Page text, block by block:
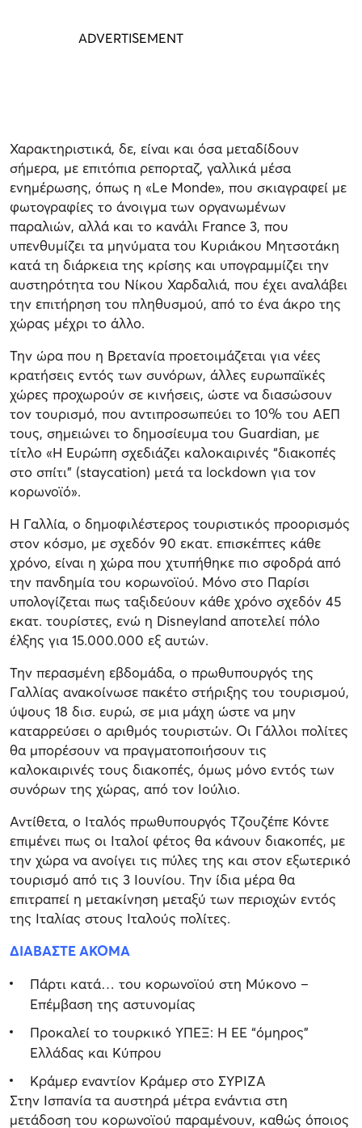
Χαρακτηριστικά, δε, είναι και όσα μεταδίδουν
σήμερα, με επιτόπια ρεπορταζ, γαλλικά μέσα
ενημέρωσης, όπως η «Le Monde», που σκιαγραφεί με
φωτογραφίες το άνοιγμα των οργανωμένων
παραλιών, αλλά και το κανάλι France 3, που
υπενθυμίζει τα μηνύματα του Κυριάκου Μητσοτάκη
κατά τη διάρκεια της κρίσης και υπογραμμίζει την
αυστηρότητα του Νίκου Χαρδαλιά, που έχει αναλάβει
την επιτήρηση του πληθυσμού, από το ένα άκρο της
χώρας μέχρι το άλλο.
Την ώρα που η Βρετανία προετοιμάζεται για νέες
κρατήσεις εντός των συνόρων, άλλες ευρωπαϊκές
χώρες προχωρούν σε κινήσεις, ώστε να διασώσουν
τον τουρισμό, που αντιπροσωπεύει το 10% του ΑΕΠ
τους, σημειώνει το δημοσίευμα του Guardian, με
τίτλο «Η Ευρώπη σχεδιάζει καλοκαιρινές “διακοπές
στο σπίτι” (staycation) μετά τα lockdown για τον
κορωνοϊό».
Η Γαλλία, ο δημοφιλέστερος τουριστικός προορισμός
στον κόσμο, με σχεδόν 90 εκατ. επισκέπτες κάθε
χρόνο, είναι η χώρα που χτυπήθηκε πιο σφοδρά από
την πανδημία του κορωνοϊού. Μόνο στο Παρίσι
υπολογίζεται πως ταξιδεύουν κάθε χρόνο σχεδόν 45
εκατ. τουρίστες, ενώ η Disneyland αποτελεί πόλο
έλξης για 15.000.000 εξ αυτών.
Την περασμένη εβδομάδα, ο πρωθυπουργός της
Γαλλίας ανακοίνωσε πακέτο στήριξης του τουρισμού,
ύψους 18 δισ. ευρώ, σε μια μάχη ώστε να μην
καταρρεύσει ο αριθμός τουριστών. Οι Γάλλοι πολίτες
θα μπορέσουν να πραγματοποιήσουν τις
καλοκαιρινές τους διακοπές, όμως μόνο εντός των
συνόρων της χώρας, από τον Ιούλιο.
Αντίθετα, ο Ιταλός πρωθυπουργός Τζουζέπε Κόντε
επιμένει πως οι Ιταλοί φέτος θα κάνουν διακοπές, με
την χώρα να ανοίγει τις πύλες της και στον εξωτερικό
τουρισμό από τις 3 Ιουνίου. Την ίδια μέρα θα
επιτραπεί η μετακίνηση μεταξύ των περιοχών εντός
της Ιταλίας στους Ιταλούς πολίτες.
ΔΙΑΒΑΣΤΕ ΑΚΟΜΑ
Πάρτι κατά… του κορωνοϊού στη Μύκονο –
Επέμβαση της αστυνομίας
Προκαλεί το τουρκικό ΥΠΕΞ: Η ΕΕ “όμηρος”
Ελλάδας και Κύπρου
Κράμερ εναντίον Κράμερ στο ΣΥΡΙΖΑ
Στην Ισπανία τα αυστηρά μέτρα ενάντια στη
μετάδοση του κορωνοϊού παραμένουν, καθώς όποιος